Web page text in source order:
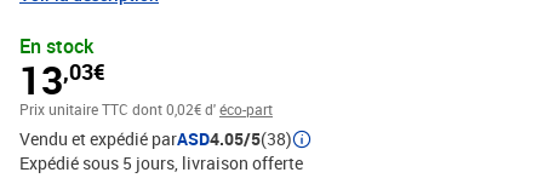
En stock
13,03€
Prix unitaire TTC dont 0,02€ d'éco-part
Vendu et expédié parASD4.05/5(38)
Expédié sous 5 jours livraison offerte